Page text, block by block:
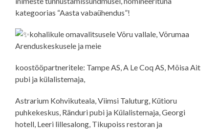
kategoorias “Aasta vabaühendus”!
kohalikule omavalitsusele Võru vallale, Võrumaa
Arenduskeskusele ja meie
koostööpartneritele: Tampe AS, A Le Coq AS, Mõisa Ait
pubi ja külalistemaja,
Astrarium Kohvikuteala, Viimsi Taluturg, Kütioru
puhkekeskus, Ränduri pubi ja Külalistemaja, Georgi
hotell, Leeri lillesalong, Tikupoiss restoran ja